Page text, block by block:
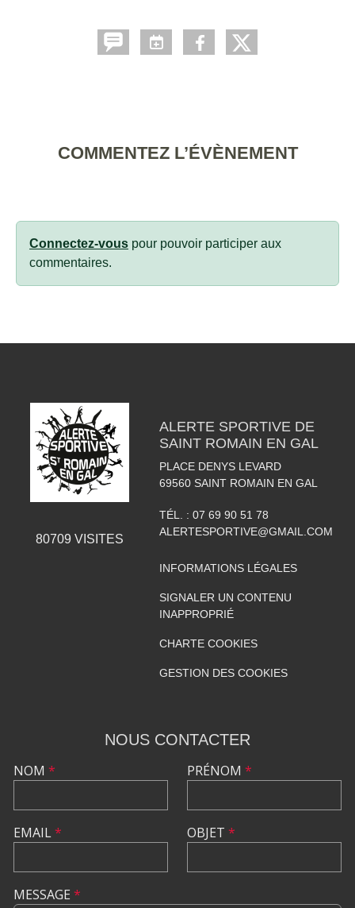
COMMENTEZ L’ÉVÈNEMENT
Connectez-vous pour pouvoir participer aux
commentaires.
80709 VISITES
ALERTE SPORTIVE DE
SAINT ROMAIN EN GAL
PLACE DENYS LEVARD
69560 SAINT ROMAIN EN GAL
TÉL. : 07 69 90 51 78
ALERTESPORTIVE@GMAIL.COM
INFORMATIONS LÉGALES
SIGNALER UN CONTENU
INAPPROPRIÉ
CHARTE COOKIES
GESTION DES COOKIES
NOUS CONTACTER
NOM *
EMAIL*
PRÉNOM *
OBJET *
MESSAGE *